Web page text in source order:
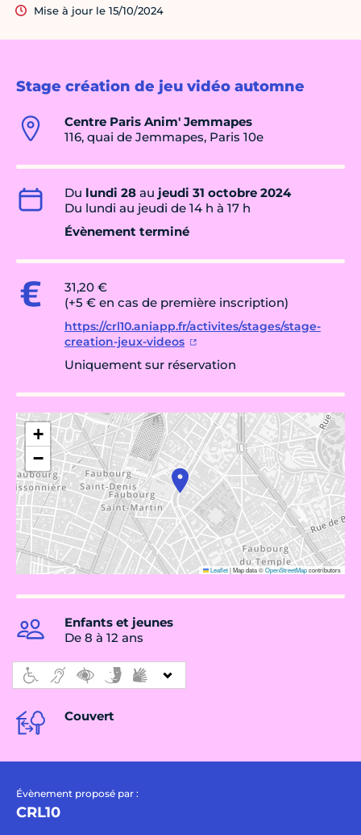
Stage création de jeu vidéo automne
Centre Paris Anim' Jemmapes
116, quai de Jemmapes, Paris 10e
Du lundi 28 au jeudi 31 octobre 2024
Du lundi au jeudi de 14 h à 17 h
Évènement terminé
31,20 €
(+5 € en cas de première inscription)
https://crl10.aniapp.fr/activites/stages/stage-
creation-jeux-videos
Uniquement sur réservation
+
−
Leaflet|Map data ©OpenStreetMapcontributors
Enfants et jeunes
De 8 à 12 ans
Couvert
Évènement proposé par :
CRL10
Mise à jour le 15/10/2024